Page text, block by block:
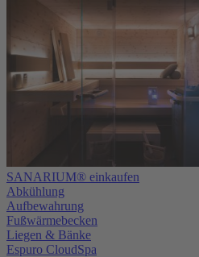
SANARIUM® einkaufen
Abkühlung
Aufbewahrung
Fußwärmebecken
Liegen & Bänke
Espuro CloudSpa